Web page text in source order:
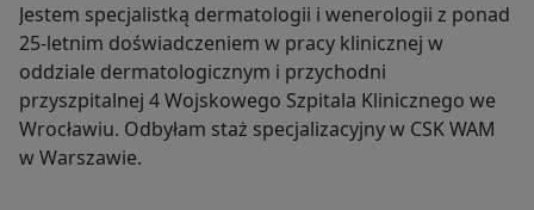
Jestem specjalistką dermatologii i wenerologii z ponad
25-letnim doświadczeniem w pracy klinicznej w
oddziale dermatologicznym i przychodni
przyszpitalnej 4 Wojskowego Szpitala Klinicznego we
Wrocławiu. Odbyłam staż specjalizacyjny w CSK WAM
w Warszawie.